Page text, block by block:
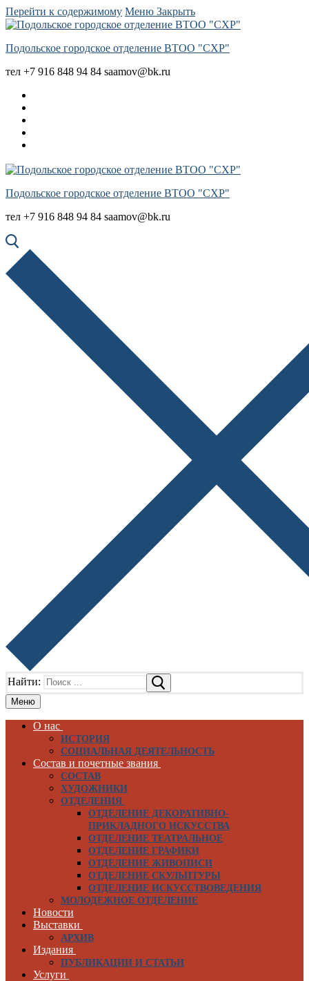
Перейти к содержимому Меню Закрыть
Подольское городское отделение ВТОО "СХР"
тел +7 916 848 94 84 saamov@bk.ru
Подольское городское отделение ВТОО "СХР"
тел +7 916 848 94 84 saamov@bk.ru
Найти:
Меню
О нас
ИСТОРИЯ
СОЦИАЛЬНАЯ ДЕЯТЕЛЬНОСТЬ
Состав и почетные звания
СОСТАВ
ХУДОЖНИКИ
ОТДЕЛЕНИЯ
ОТДЕЛЕНИЕ ДЕКОРАТИВНО-
ПРИКЛАДНОГО ИСКУССТВА
ОТДЕЛЕНИЕ ТЕАТРАЛЬНОЕ
ОТДЕЛЕНИЕ ГРАФИКИ
ОТДЕЛЕНИЕ ЖИВОПИСИ
ОТДЕЛЕНИЕ СКУЛЬПТУРЫ
ОТДЕЛЕНИЕ ИСКУССТВОВЕДЕНИЯ
МОЛОДЕЖНОЕ ОТДЕЛЕНИЕ
Новости
Выставки
АРХИВ
Издания
ПУБЛИКАЦИИ И СТАТЬИ
Услуги